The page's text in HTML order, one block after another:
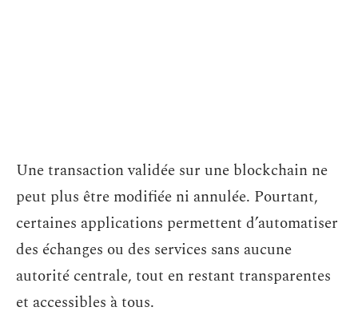
Une transaction validée sur une blockchain ne
peut plus être modifiée ni annulée. Pourtant,
certaines applications permettent d’automatiser
des échanges ou des services sans aucune
autorité centrale, tout en restant transparentes
et accessibles à tous.